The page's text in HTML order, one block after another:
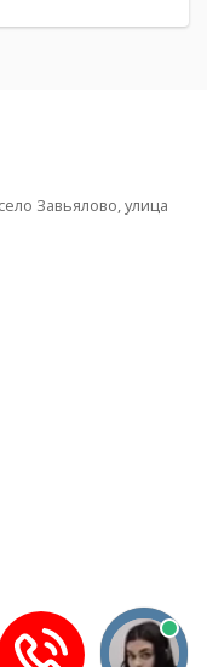
Завьялово, улица
и с
Алтайского края.
зашищены